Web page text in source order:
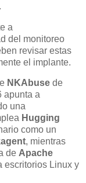
a
del monitoreo
revisar estas
el implante.
NKAbuse de
apunta a
una
Hugging
como un
, mientras
de Apache
escritorios Linux y